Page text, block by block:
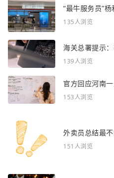
“最牛服务员”
135人浏览
海关总署提示
139人浏览
官方回应河南
153人浏览
外卖员总结最
151人浏览